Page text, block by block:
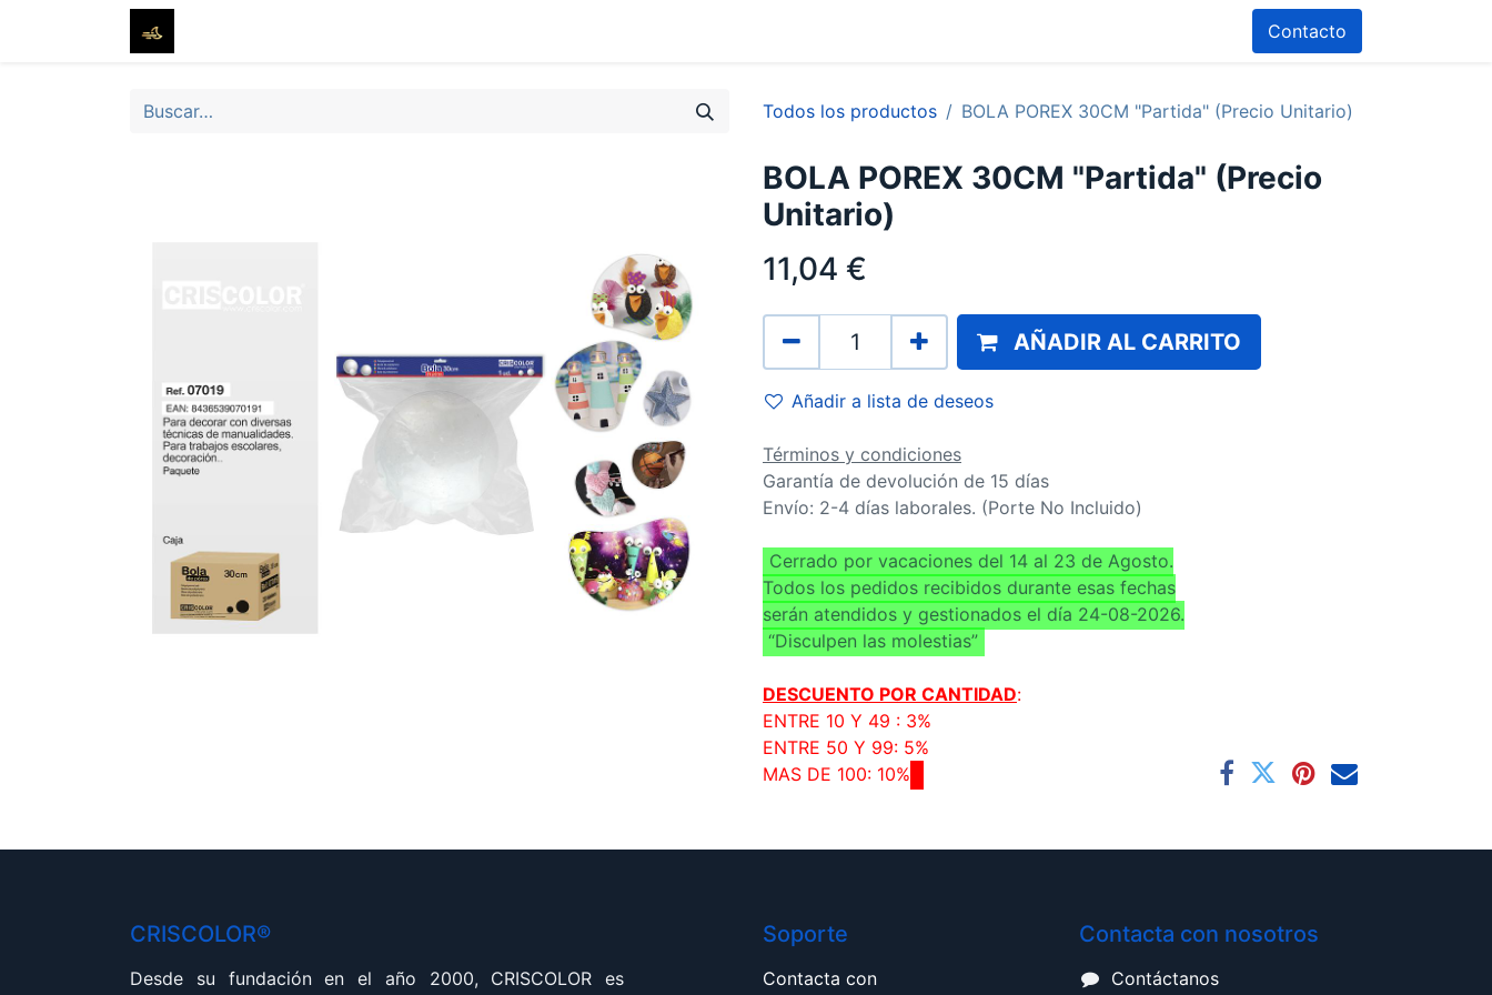
Contacto
Todos los productos BOLA POREX 30CM "Partida" (Precio Unitario)
BOLA POREX 30CM "Partida" (Precio
Unitario)
11,04 €
AÑADIR AL CARRITO
Añadir a lista de deseos
Términos y condiciones
Garantía de devolución de 15 días
Envío: 2-4 días laborales. (Porte No Incluido)
Cerrado por vacaciones del 14 al 23 de Agosto.
Todos los pedidos recibidos durante esas fechas
serán atendidos y gestionados el día 24-08-2026.
“Disculpen las molestias”
DESCUENTO POR CANTIDAD:
ENTRE 10 Y 49 : 3%
ENTRE 50 Y 99: 5%
MAS DE 100: 10%
CRISCOLOR®
Desde su fundación en el año 2000, CRISCOLOR es
Soporte
Contacta con
Contacta con nosotros
Contáctanos